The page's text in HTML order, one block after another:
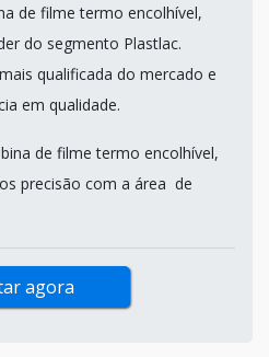
de filme termo encolhível,
do segmento Plastlac.
qualificada do mercado e
em qualidade.
de filme termo encolhível,
precisão com a área de
agora